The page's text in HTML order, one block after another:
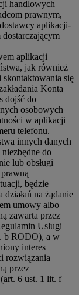
handlowych
prawnym,
aplikacji-
aplikacji
jak również
się
Konta
dojść do
osobowych
w aplikacji
telefonu.
innych danych
do
lub obsługi
będzie
na żądanie
umowy albo
zawarta przez
Usługi
b RODO), a w
interes
rozwiązania
przez
6 ust. 1 lit. f